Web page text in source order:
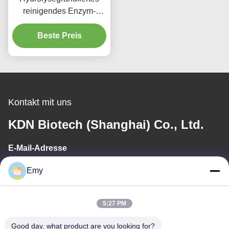
reinigendes Enzym-
alkalische Protease CAS
9014-01-1
Beste Preis
Kontakt mit uns
KDN Biotech (Shanghai) Co., Ltd.
E-Mail-Adresse
panxy@vlandgroup.com
Emy
5:27 PM
Good day, what product are you looking for?